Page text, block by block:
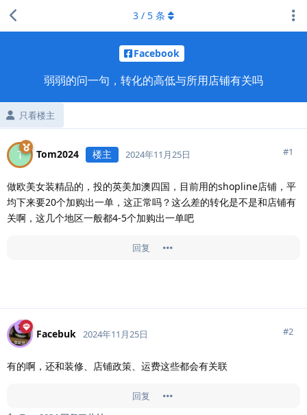
Facebook
弱弱的问一句，转化的高低与所用店铺有关吗
只看楼主
3 / 5 条
T Tom2024 楼主 2024年11月25日 #1
做欧美女装精品的，投的英美加澳四国，目前用的shopline店铺，平
均下来要20个加购出一单，这正常吗？这么差的转化是不是和店铺有
关啊，这几个地区一般都4-5个加购出一单吧
回复
Facebuk 2024年11月25日 #2
有的啊，还和装修、店铺政策、运费这些都会有关联
回复